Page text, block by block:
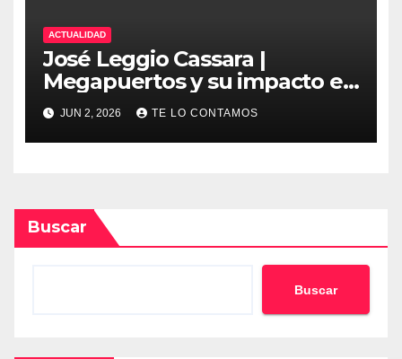
ACTUALIDAD
José Leggio Cassara |
Megapuertos y su impacto en
el turismo y el comercio
global
JUN 2, 2026 TE LO CONTAMOS
Buscar
Buscar